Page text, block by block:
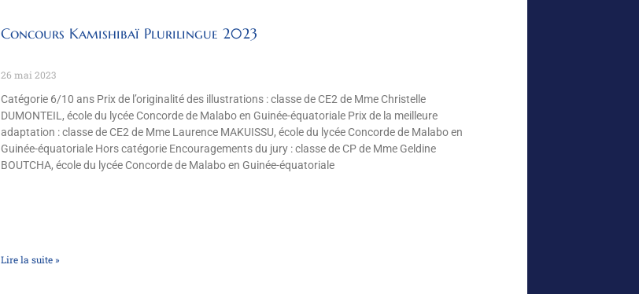
Concours Kamishibaï Plurilingue 2023
26 mai 2023
Catégorie 6/10 ans Prix de l’originalité des illustrations : classe de CE2 de Mme Christelle
DUMONTEIL, école du lycée Concorde de Malabo en Guinée-équatoriale Prix de la meilleure
adaptation : classe de CE2 de Mme Laurence MAKUISSU, école du lycée Concorde de Malabo en
Guinée-équatoriale Hors catégorie Encouragements du jury : classe de CP de Mme Geldine
BOUTCHA, école du lycée Concorde de Malabo en Guinée-équatoriale
Lire la suite »